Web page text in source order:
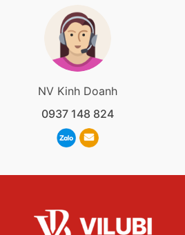
NV Kinh Doanh
0937 148 824